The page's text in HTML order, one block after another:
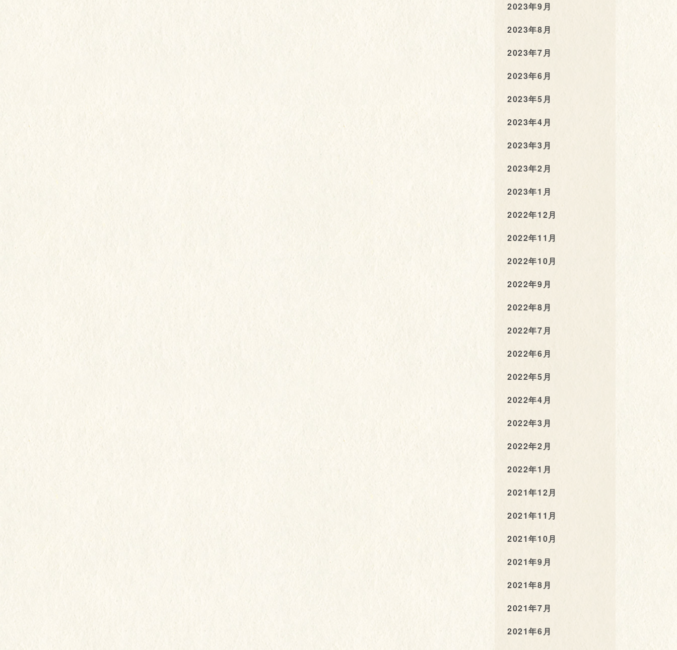
2023年9月
2023年8月
2023年7月
2023年6月
2023年5月
2023年4月
2023年3月
2023年2月
2023年1月
2022年12月
2022年11月
2022年10月
2022年9月
2022年8月
2022年7月
2022年6月
2022年5月
2022年4月
2022年3月
2022年2月
2022年1月
2021年12月
2021年11月
2021年10月
2021年9月
2021年8月
2021年7月
2021年6月